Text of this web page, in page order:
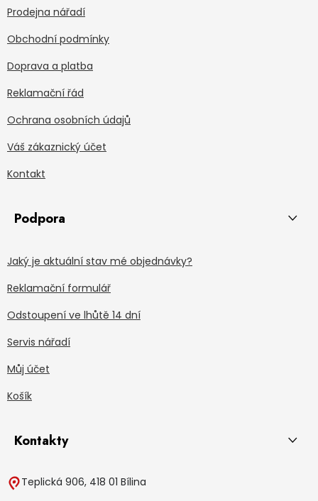
Prodejna nářadí
Obchodní podmínky
Doprava a platba
Reklamační řád
Ochrana osobních údajů
Váš zákaznický účet
Kontakt
Podpora
Jaký je aktuální stav mé objednávky?
Reklamační formulář
Odstoupení ve lhůtě 14 dní
Servis nářadí
Můj účet
Košík
Kontakty
Teplická 906, 418 01 Bílina